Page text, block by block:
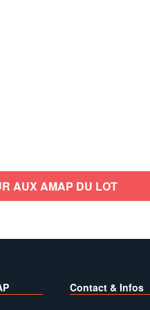
AUX AMAP DU LOT
Contact & Infos